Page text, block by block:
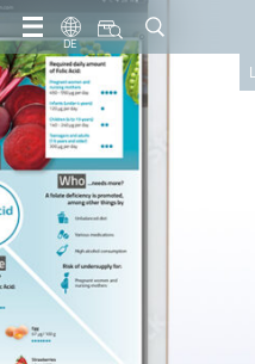
DE